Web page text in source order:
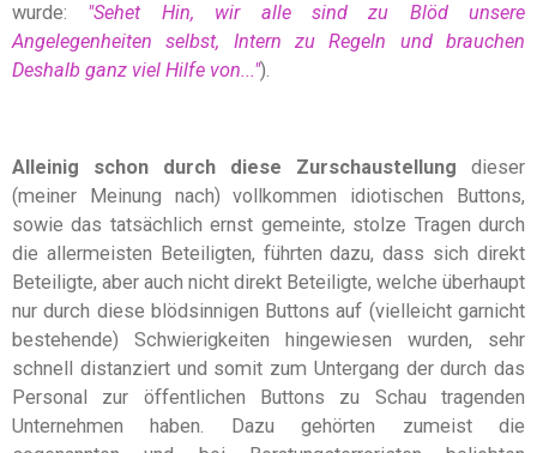
wurde:
"Sehet Hin, wir alle sind zu Blöd unsere
Angelegenheiten selbst, Intern zu Regeln und brauchen
Deshalb ganz viel Hilfe von...").
Alleinig schon durch diese Zurschaustellung dieser
(meiner Meinung nach) vollkommen idiotischen Buttons,
sowie das tatsächlich ernst gemeinte, stolze Tragen durch
die allermeisten Beteiligten, führten dazu, dass sich direkt
Beteiligte, aber auch nicht direkt Beteiligte, welche überhaupt
nur durch diese blödsinnigen Buttons auf (vielleicht garnicht
bestehende) Schwierigkeiten hingewiesen wurden, sehr
schnell distanziert und somit zum Untergang der durch das
Personal zur öffentlichen Buttons zu Schau tragenden
Unternehmen haben. Dazu gehörten zumeist die